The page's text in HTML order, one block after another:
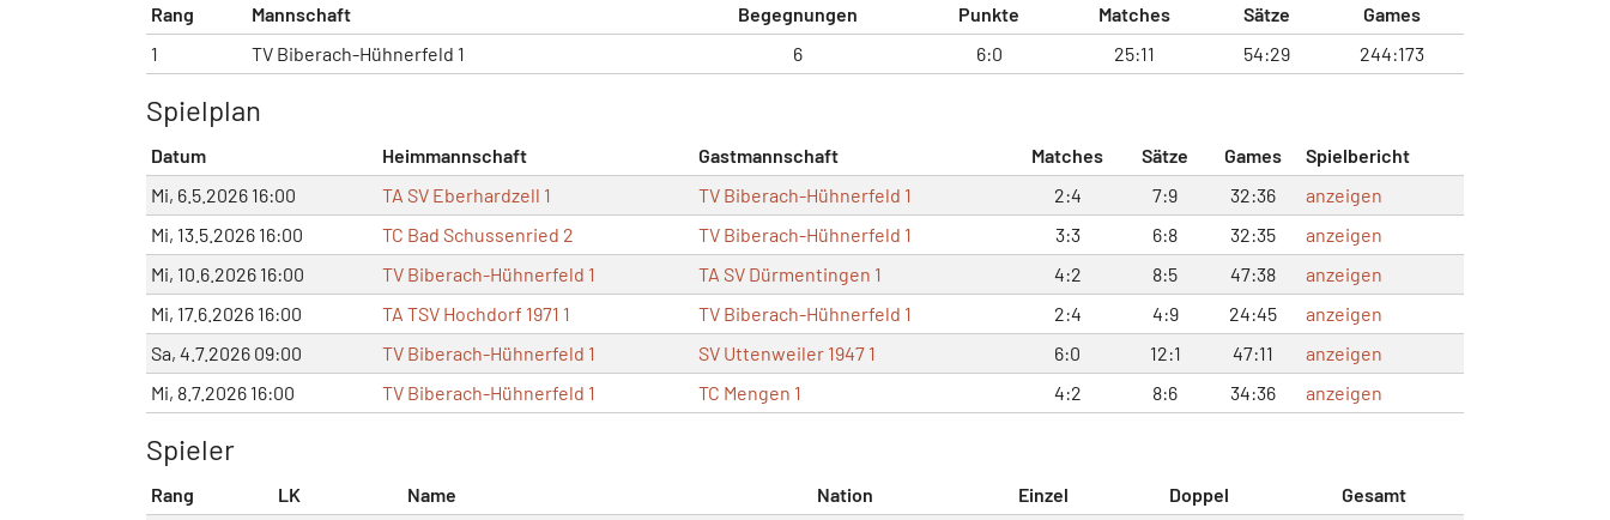
Rang Mannschaft Begegnungen Punkte Matches Sätze
Games
1
TV Biberach-Hühnerfeld 1 6 6:0 25:11 54:29 244:173
Spielplan
Datum Heimmannschaft Gastmannschaft Matches Sätze Games
Spielbericht
Mi, 6.5.2026 16:00
TA SV Eberhardzell 1 TV Biberach-Hühnerfeld 1 2:4 7:9 32:36
anzeigen
Mi, 13.5.2026 16:00
TC Bad Schussenried 2 TV Biberach-Hühnerfeld 1 3:3 6:8 32:35
anzeigen
Mi, 10.6.2026 16:00
TV Biberach-Hühnerfeld 1 TA SV Dürmentingen 1 4:2 8:5 47:38
anzeigen
Mi, 17.6.2026 16:00
TA TSV Hochdorf 1971 1 TV Biberach-Hühnerfeld 1 2:4 4:9 24:45
anzeigen
Sa, 4.7.2026 09:00
TV Biberach-Hühnerfeld 1 SV Uttenweiler 1947 1 6:0 12:1 47:11
anzeigen
Mi, 8.7.2026 16:00
TV Biberach-Hühnerfeld 1 TC Mengen 1 4:2 8:6 34:36 anzeigen
Spieler
Rang LK Name Nation Einzel Doppel
Gesamt